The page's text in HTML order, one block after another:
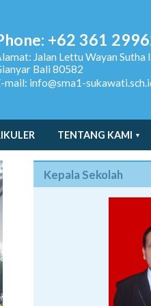
+62 361
Jalan Lettu Wayan Sutha
Bali 80582
mail: info@sma1-
TENTANG KAMI
Kepala Sekolah